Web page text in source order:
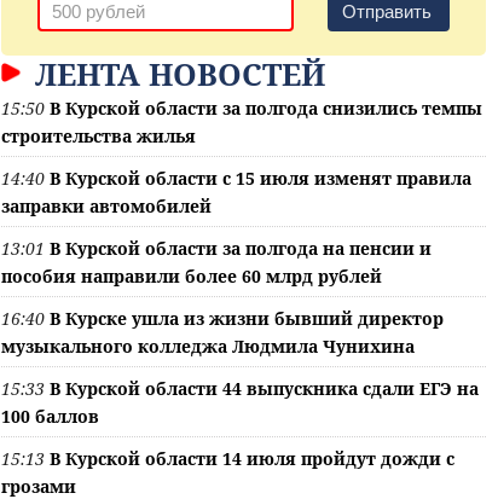
Отправить
ЛЕНТА НОВОСТЕЙ
15:50 В Курской области за полгода снизились темпы
строительства жилья
14:40 В Курской области с 15 июля изменят правила
заправки автомобилей
13:01 В Курской области за полгода на пенсии и
пособия направили более 60 млрд рублей
16:40 В Курске ушла из жизни бывший директор
музыкального колледжа Людмила Чунихина
15:33 В Курской области 44 выпускника сдали ЕГЭ на
100 баллов
15:13 В Курской области 14 июля пройдут дожди с
грозами